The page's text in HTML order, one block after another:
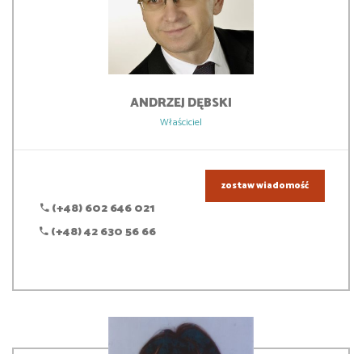
ANDRZEJ DĘBSKI
Właściciel
(+48) 602 646 021
(+48) 42 630 56 66
zostaw wiadomość